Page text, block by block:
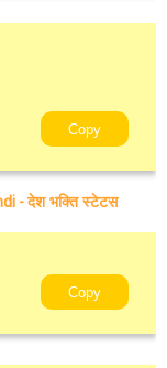
Copy
-देश भक्ति स्टेटस
Copy